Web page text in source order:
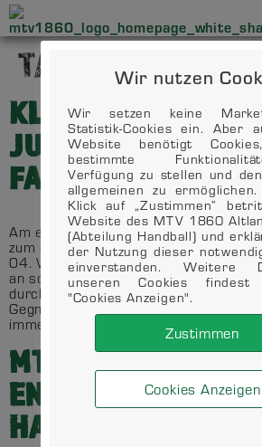
TAG: 2.
KLARER SIEG DER
JUGEND ÜBER DIE
FALKENSEE 04
Am ersten Adventssonntag ging es
zum derzeit 4. Platzierten der Tabelle,
04. Wir waren hoch motiviert und
an souverän durchsetzen. Unsere
durchweg kompakt und unterband die
Gegnerinnen. Im Gegenzug konnten
immer wieder durchsetzen und
MTV-HANDBALLER
ENTTÄUSCHEN IN
HALLE
Wir nutzen
Wir setzen keine
Statistik-Cookies ein. Aber
Website benötigt
bestimmte
Verfügung zu stellen und
allgemeinen zu
Klick auf „Zustimmen“
Website des MTV 1860
(Abteilung Handball) und
der Nutzung dieser
einverstanden. Weitere
unseren Cookies
"Cookies Anzeigen".
Cookies Anzeigen
Zustimmen